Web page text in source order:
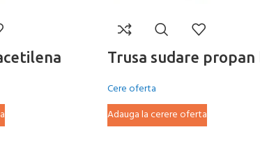
Trusa sudare
Cere oferta
Adauga la cerere oferta